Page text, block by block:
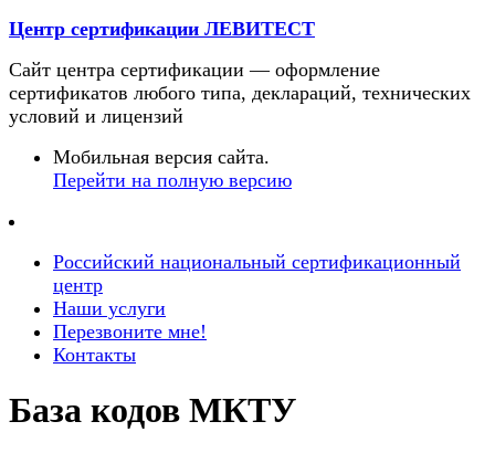
Центр сертификации ЛЕВИТЕСТ
Сайт центра сертификации — оформление
сертификатов любого типа, деклараций, технических
условий и лицензий
Мобильная версия сайта.
Перейти на полную версию
Российский национальный сертификационный
центр
Наши услуги
Перезвоните мне!
Контакты
База кодов МКТУ